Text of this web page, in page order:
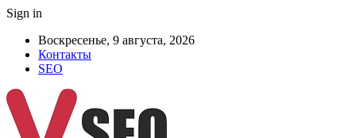
Sign in
Воскресенье, 9 августа, 2026
Контакты
SEO